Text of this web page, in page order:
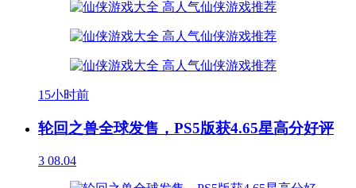
15小时前
轮回之兽全球发售，PS5版获4.65星高分好评
3 08.04